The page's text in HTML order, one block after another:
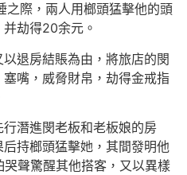
際，兩人用榔頭猛擊他的頭
并劫得20余元。
退房結賬為由，將旅店的閔
嘴，威脅財帛，劫得金戒指
潛進閔老板和老板娘的房
持榔頭猛擊她，其間發明他
聲驚醒其他搭客，又以異樣